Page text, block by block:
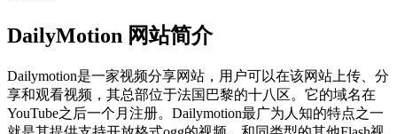
DailyMotion 网站简介
Dailymotion是一家视频分享网站，用户可以在该网站上传、分
享和观看视频，其总部位于法国巴黎的十八区。它的域名在
YouTube之后一个月注册。Dailymotion最广为人知的特点之一